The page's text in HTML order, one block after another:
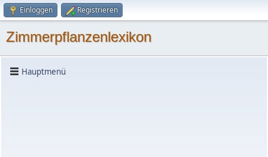
Einloggen Registrieren
Zimmerpflanzenlexikon
Hauptmenü